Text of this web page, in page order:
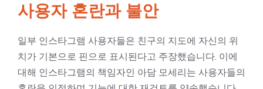
사용자 혼란과 불안
일부 인스타그램 사용자들은 친구의 지도에 자신의 위
치가 기본으로 핀으로 표시된다고 주장했습니다. 이에
대해 인스타그램의 책임자인 아담 모세리는 사용자들의